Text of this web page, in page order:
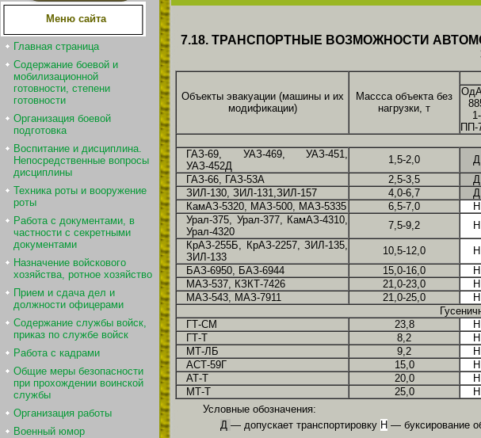
Меню сайта
Главная страница
Содержание боевой и
мобилизационной
готовности, степени
готовности
Организация боевой
подготовка
Воспитание и дисциплина.
Непосредственные вопросы
дисциплины
Техника роты и вооружение
роты
Работа с документами, в
частности с секретными
документами
Назначение войскового
хозяйства, ротное хозяйство
Прием и сдача дел и
должности офицерами
Содержание службы войск,
приказ по службе войск
Работа с кадрами
Общие меры безопасности
при прохождении воинской
службы
Организация работы
Военный юмор
7.18. ТРАНСПОРТНЫЕ ВОЗМОЖНОСТИ
Объекты эвакуации (машины и их
модификации)
Массса объекта без
нагрузки, т
1-
ПП-
ГАЗ-69, УАЗ-469, УАЗ-451,
УАЗ-452Д
1,5-2,0 Д
ГАЗ-66, ГАЗ-53А
2,5-3,5 Д
ЗИЛ-130, ЗИЛ-131,ЗИЛ-157
4,0-6,7 Д
КамАЗ-5320, МАЗ-500, МАЗ-5335
6,5-7,0 Н
Урал-375, Урал-377, КамАЗ-4310,
Урал-4320
7,5-9,2 Н
КрАЗ-255Б, КрАЗ-2257, ЗИЛ-135,
ЗИЛ-133
10,5-12,0 Н
БАЗ-6950, БАЗ-6944
15,0-16,0 Н
МАЗ-537, КЗКТ-7426
21,0-23,0 Н
МАЗ-543, МАЗ-7911
21,0-25,0 Н
ГТ-СМ
23,8 Н
ГТ-Т
8,2 Н
МТ-ЛБ
9,2 Н
АСТ-59Г
15,0 Н
АТ-Т
20,0 Н
МТ-Т
25,0 Н
Условные обозначения:
Д — допускает транспортировку Н — буксирование